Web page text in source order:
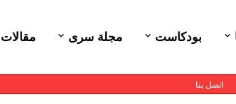
بودكاست مجلة سرى مقالات
اتصل بنا